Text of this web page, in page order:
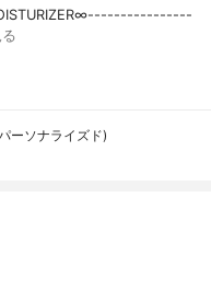
∞----------------
ーソナライズド)